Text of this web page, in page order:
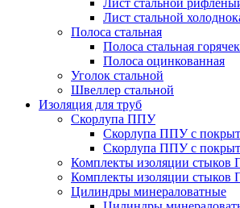
Лист стальной
Лист стальной
Полоса стальная
Полоса стальная
Полоса оцинкованная
Уголок стальной
Швеллер стальной
Изоляция для труб
Скорлупа ППУ
Скорлупа ППУ с
Скорлупа ППУ с
Комплекты изоляции
Комплекты изоляции
Цилиндры минераловатные